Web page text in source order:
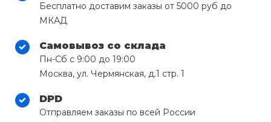
Бесплатно доставим заказы от 5000 руб до
МКАД
Самовывоз со склада
Пн-Сб с 9:00 до 19:00
Москва, ул. Чермянская, д.1 стр. 1
DPD
Отправляем заказы по всей России